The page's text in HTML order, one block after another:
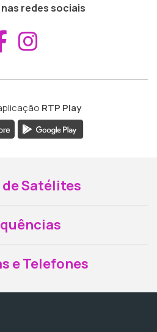
redes sociais
Aceder ao
RTP Play
de Satélites
e Telefones